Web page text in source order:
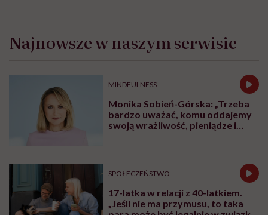
Najnowsze w naszym serwisie
MINDFULNESS
Monika Sobień-Górska: „Trzeba
bardzo uważać, komu oddajemy
swoją wrażliwość, pieniądze i
SPOŁECZEŃSTWO
17-latka w relacji z 40-latkiem.
„Jeśli nie ma przymusu, to taka